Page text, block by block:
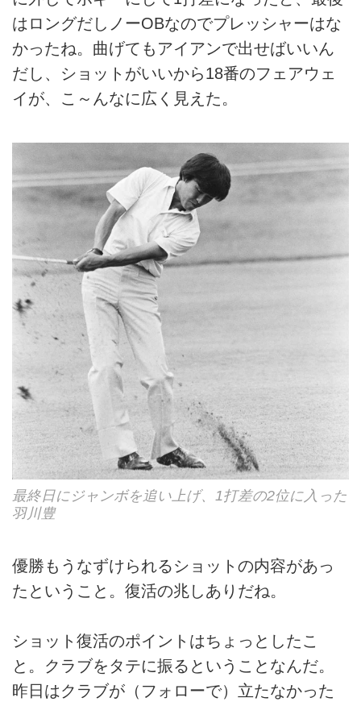
はロングだしノーOBなのでプレッシャーはな
かったね。曲げてもアイアンで出せばいいん
だし、ショットがいいから18番のフェアウェ
イが、こ～んなに広く見えた。
最終日にジャンボを追い上げ、1打差の2位に入った
羽川豊
優勝もうなずけられるショットの内容があっ
たということ。復活の兆しありだね。
ショット復活のポイントはちょっとしたこ
と。クラブをタテに振るということなんだ。
昨日はクラブが（フォローで）立たなかった